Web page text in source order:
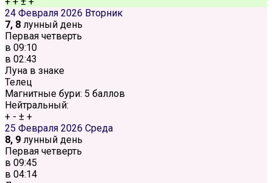
24 Февраля 2026 Вторник
7, 8 лунный день
Первая четверть
в 09:10
в 02:43
Луна в знаке
Телец
Магнитные бури: 5 баллов
Нейтральный:
+ - ± +
25 Февраля 2026 Среда
8, 9 лунный день
Первая четверть
в 09:45
в 04:14